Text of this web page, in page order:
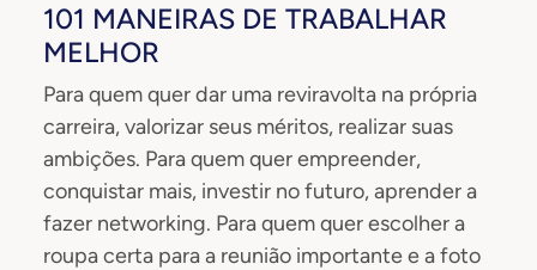
101 MANEIRAS DE TRABALHAR
MELHOR
Para quem quer dar uma reviravolta na própria
carreira, valorizar seus méritos, realizar suas
ambições. Para quem quer empreender,
conquistar mais, investir no futuro, aprender a
fazer networking. Para quem quer escolher a
roupa certa para a reunião importante e a foto